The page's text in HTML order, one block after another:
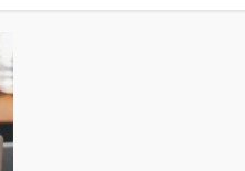
Menjaga Produktivitas di
dengan Rutinitas Malam
Berolahraga agar Tubuh